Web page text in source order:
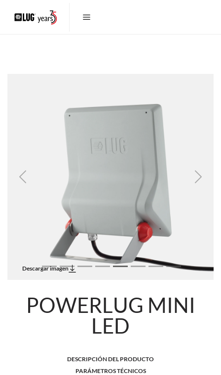
Previous Next
Descargar imagen
POWERLUG MINI
LED
DESCRIPCIÓN DEL PRODUCTO
PARÁMETROS TÉCNICOS